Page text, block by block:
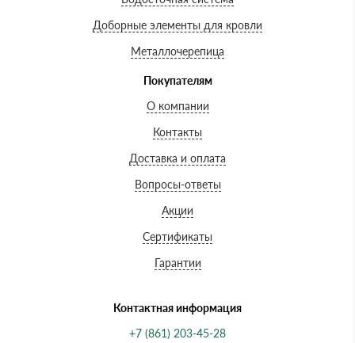
Доборные элементы для кровли
Металлочерепица
Покупателям
О компании
Контакты
Доставка и оплата
Вопросы-ответы
Акции
Сертификаты
Гарантии
Контактная информация
+7 (861) 203-45-28